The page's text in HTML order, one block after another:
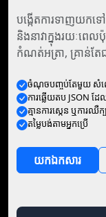
បង្កើតការទាញយកទ
និងនាវាក្នុងរយៈពេល
កំណត់អត្រា, គ្រាន់ត
ចំណុច​បញ្ចប់​តែ​មួយ សំណ
ការ​ឆ្លើយតប JSON ដ
គ្មាន​ការ​ស្កេន ឬ​ការ​ឈឺ
តម្លៃ​បង់​តាម​អ្នក​ប្រើ
យក​ឯកសារ